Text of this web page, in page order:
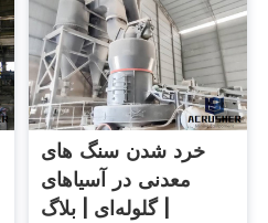
خرد شدن سنگ های
معدنی در آسیاهای
گلوله‌ای | بلاگ |